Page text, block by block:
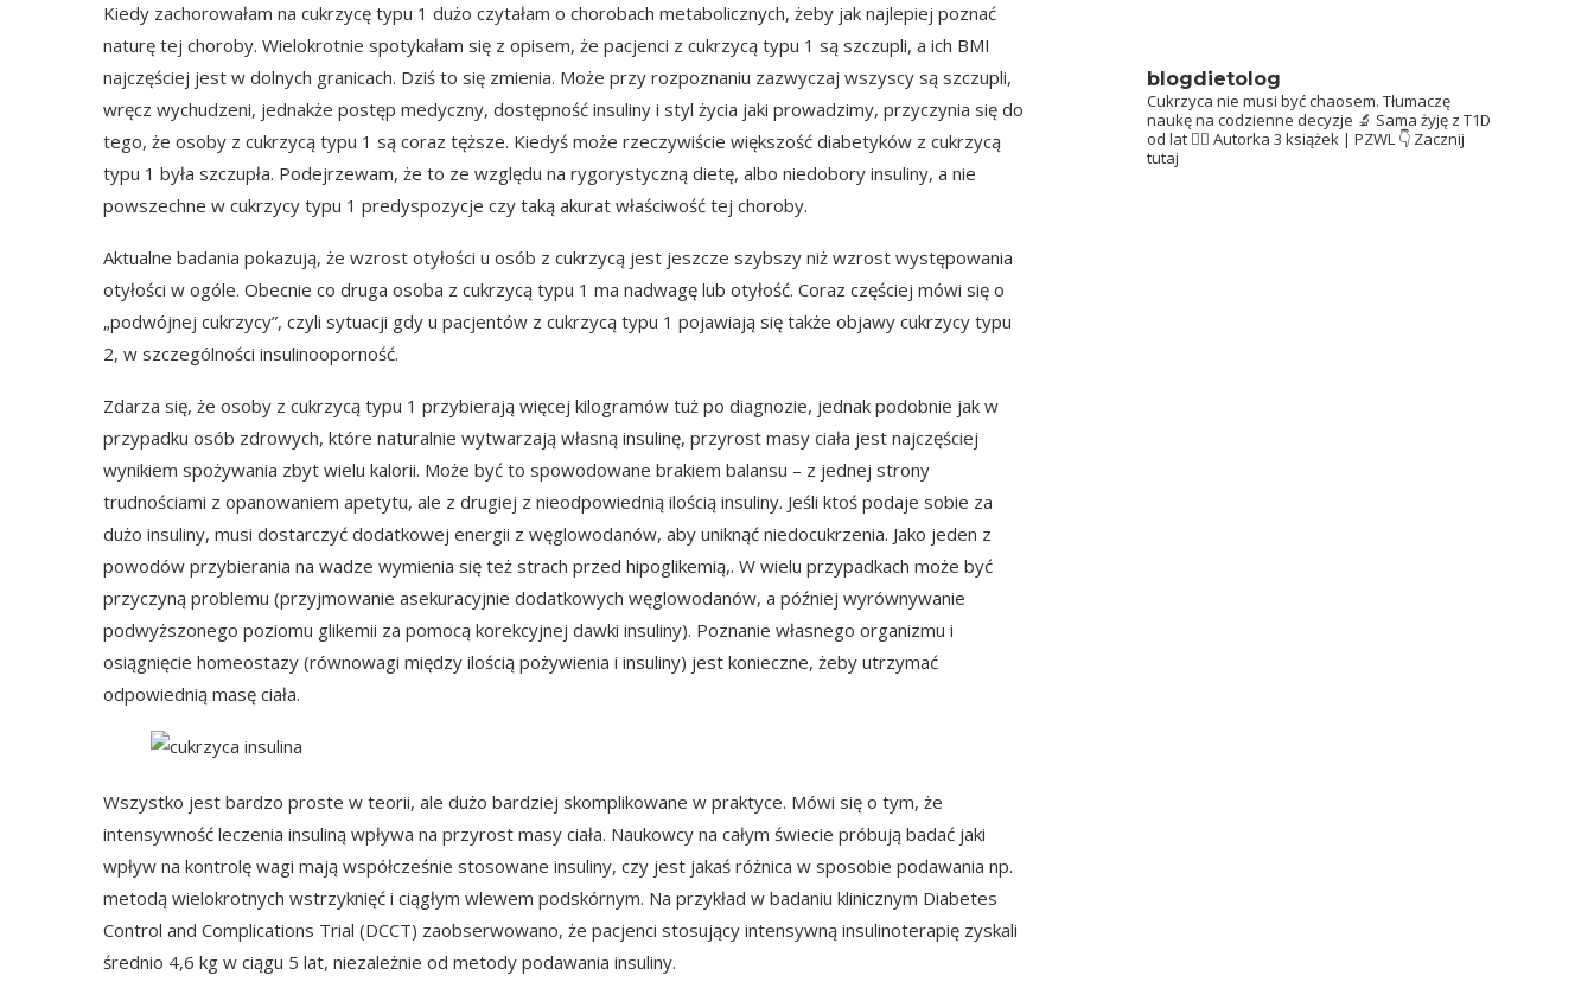
Kiedy zachorowałam na cukrzycę typu 1 dużo czytałam o chorobach metabolicznych, żeby jak najlepiej poznać
naturę tej choroby. Wielokrotnie spotykałam się z opisem, że pacjenci z cukrzycą typu 1 są szczupli, a ich BMI
najczęściej jest w dolnych granicach. Dziś to się zmienia. Może przy rozpoznaniu zazwyczaj wszyscy są szczupli,
wręcz wychudzeni, jednakże postęp medyczny, dostępność insuliny i styl życia jaki prowadzimy, przyczynia się do
tego, że osoby z cukrzycą typu 1 są coraz tęższe. Kiedyś może rzeczywiście większość diabetyków z cukrzycą
typu 1 była szczupła. Podejrzewam, że to ze względu na rygorystyczną dietę, albo niedobory insuliny, a nie
powszechne w cukrzycy typu 1 predyspozycje czy taką akurat właściwość tej choroby.
Aktualne badania pokazują, że wzrost otyłości u osób z cukrzycą jest jeszcze szybszy niż wzrost występowania
otyłości w ogóle. Obecnie co druga osoba z cukrzycą typu 1 ma nadwagę lub otyłość. Coraz częściej mówi się o
„podwójnej cukrzycy”, czyli sytuacji gdy u pacjentów z cukrzycą typu 1 pojawiają się także objawy cukrzycy typu
2, w szczególności insulinooporność.
Zdarza się, że osoby z cukrzycą typu 1 przybierają więcej kilogramów tuż po diagnozie, jednak podobnie jak w
przypadku osób zdrowych, które naturalnie wytwarzają własną insulinę, przyrost masy ciała jest najczęściej
wynikiem spożywania zbyt wielu kalorii. Może być to spowodowane brakiem balansu – z jednej strony
trudnościami z opanowaniem apetytu, ale z drugiej z nieodpowiednią ilością insuliny. Jeśli ktoś podaje sobie za
dużo insuliny, musi dostarczyć dodatkowej energii z węglowodanów, aby uniknąć niedocukrzenia. Jako jeden z
powodów przybierania na wadze wymienia się też strach przed hipoglikemią,. W wielu przypadkach może być
przyczyną problemu (przyjmowanie asekuracyjnie dodatkowych węglowodanów, a później wyrównywanie
podwyższonego poziomu glikemii za pomocą korekcyjnej dawki insuliny). Poznanie własnego organizmu i
osiągnięcie homeostazy (równowagi między ilością pożywienia i insuliny) jest konieczne, żeby utrzymać
odpowiednią masę ciała.
Wszystko jest bardzo proste w teorii, ale dużo bardziej skomplikowane w praktyce. Mówi się o tym, że
intensywność leczenia insuliną wpływa na przyrost masy ciała. Naukowcy na całym świecie próbują badać jaki
wpływ na kontrolę wagi mają współcześnie stosowane insuliny, czy jest jakaś różnica w sposobie podawania np.
metodą wielokrotnych wstrzyknięć i ciągłym wlewem podskórnym. Na przykład w badaniu klinicznym Diabetes
Control and Complications Trial (DCCT) zaobserwowano, że pacjenci stosujący intensywną insulinoterapię zyskali
średnio 4,6 kg w ciągu 5 lat, niezależnie od metody podawania insuliny.
blogdietolog
Cukrzyca nie musi być chaosem. Tłumaczę
naukę na codzienne decyzje 🔬 Sama żyję z T1D
od lat 👩‍⚕️ Autorka 3 książek | PZWL 👇 Zacznij
tutaj